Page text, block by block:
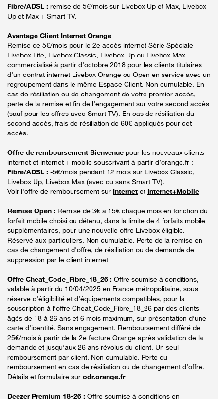
Fibre/ADSL : remise de 5€/mois sur Livebox Up et Max, Livebox
Up et Max + Smart TV.
Avantage Client Internet Orange
Remise de 5€/mois pour le 2e accès internet Série Spéciale
Livebox Lite, Livebox Classic, Livebox Up ou Livebox Max
commercialisé à partir d’octobre 2018 pour les clients titulaires
d’un contrat internet Livebox Orange ou Open en service avec un
regroupement dans le même Espace Client. Non cumulable. En
cas de résiliation ou de changement de votre premier accès,
perte de la remise et fin de l’engagement sur votre second accès
(sauf pour les offres avec Smart TV). En cas de résiliation du
second accès, frais de résiliation de 60€ appliqués pour cet
accès.
Offre de remboursement Bienvenue pour les nouveaux clients
internet et internet + mobile souscrivant à partir d’orange.fr :
Fibre/ADSL : -5€/mois pendant 12 mois sur Livebox Classic,
Livebox Up, Livebox Max (avec ou sans Smart TV).
Voir l'offre de remboursement sur Internet et Internet+Mobile.
Remise Open : Remise de 3€ à 15€ chaque mois en fonction du
forfait mobile choisi ou détenu, dans la limite de 4 forfaits mobile
supplémentaires, pour une nouvelle offre Livebox éligible.
Réservé aux particuliers. Non cumulable. Perte de la remise en
cas de changement d'offre, de résiliation ou de demande de
suppression par le client internet.
Offre Cheat_Code_Fibre_18_26 : Offre soumise à conditions,
valable à partir du 10/04/2025 en France métropolitaine, sous
réserve d’éligibilité et d’équipements compatibles, pour la
souscription à l’offre Cheat_Code_Fibre_18_26 par des clients
âgés de 18 à 26 ans et 6 mois maximum, sur présentation d’une
carte d’identité. Sans engagement. Remboursement différé de
25€/mois à partir de la 2e facture Orange après validation de la
demande et jusqu’aux 26 ans révolus du client. Un seul
remboursement par client. Non cumulable. Perte du
remboursement en cas de résiliation ou de changement d’offre.
Détails et formulaire sur odr.orange.fr
Deezer Premium 18-26 : Offre soumise à conditions en